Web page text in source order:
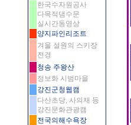
한국수자원공사
다목적댐수문
실시간동영상
양지파인리조트
겨울 설원의 스키장
전경
청송 주왕산
정보화 시범마을
강진군청웹캠
다산초당, 사의재 등
강진문화관광캠
전국의해수욕장